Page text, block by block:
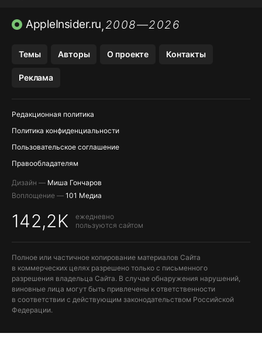
ПРИЛОЖЕНИЯ БЕЗ APP STORE
AppleInsider.ru,2008—2026
Темы Авторы О проекте Контакты
Реклама
Редакционная политика
Политика конфиденциальности
Пользовательское соглашение
Правообладателям
Дизайн — Миша Гончаров
Воплощение — 101 Медиа
142,2K
ежедневно
пользуются сайтом
Полное или частичное копирование материалов Сайта
в коммерческих целях разрешено только с письменного
разрешения владельца Сайта. В случае обнаружения нарушений,
виновные лица могут быть привлечены к ответственности
в соответствии с действующим законодательством Российской
Федерации.